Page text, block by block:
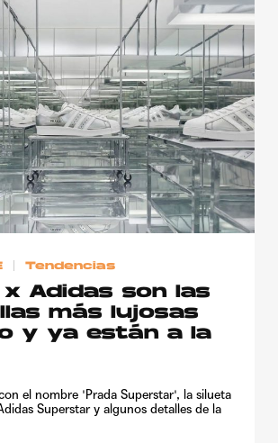
Tendencias
x Adidas son las
más lujosas
y ya están a la
el nombre 'Prada Superstar', la silueta
Superstar y algunos detalles de la